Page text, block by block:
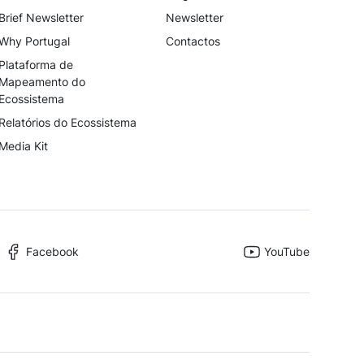
Brief Newsletter
Portugal
Plataforma de
Mapeamento do
Ecossistema
Relatórios do Ecossistema
Media Kit
Newsletter
Contactos
Facebook YouTube